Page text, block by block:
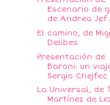
Escenario de
de Andrea
El camino, de
Delibes
Presentación de
Baroni: un
Sergio Chejfec
La Universal, de
Martínez de